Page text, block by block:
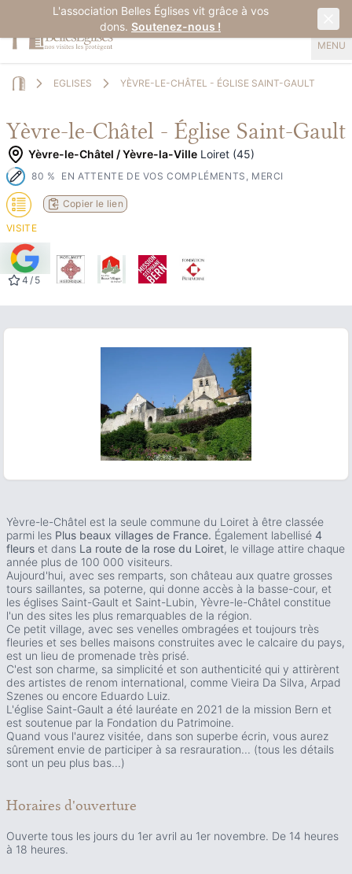
L'association Belles Églises vit grâce à vos
dons. Soutenez-nous !
MENU
EGLISES YÈVRE-LE-CHÂTEL - ÉGLISE SAINT-GAULT
Yèvre-le-Châtel - Église Saint-Gault
Yèvre-le-Châtel / Yèvre-la-Ville Loiret (45)
80 % EN ATTENTE DE VOS COMPLÉMENTS, MERCI
VISITE
Copier le lien
4 / 5
Yèvre-le-Châtel est la seule commune du Loiret à être classée
parmi les Plus beaux villages de France. Également labellisé 4
fleurs et dans La route de la rose du Loiret, le village attire chaque
année plus de 100 000 visiteurs.
Aujourd'hui, avec ses remparts, son château aux quatre grosses
tours saillantes, sa poterne, qui donne accès à la basse-cour, et
les églises Saint-Gault et Saint-Lubin, Yèvre-le-Châtel constitue
l'un des sites les plus remarquables de la région.
Ce petit village, avec ses venelles ombragées et toujours très
fleuries et ses belles maisons construites avec le calcaire du pays,
est un lieu de promenade très prisé.
C'est son charme, sa simplicité et son authenticité qui y attirèrent
des artistes de renom international, comme Vieira Da Silva, Arpad
Szenes ou encore Eduardo Luiz.
L'église Saint-Gault a été lauréate en 2021 de la mission Bern et
est soutenue par la Fondation du Patrimoine.
Quand vous l'aurez visitée, dans son superbe écrin, vous aurez
sûrement envie de participer à sa resrauration... (tous les détails
sont un peu plus bas...)
Horaires d'ouverture
Ouverte tous les jours du 1er avril au 1er novembre. De 14 heures
à 18 heures.